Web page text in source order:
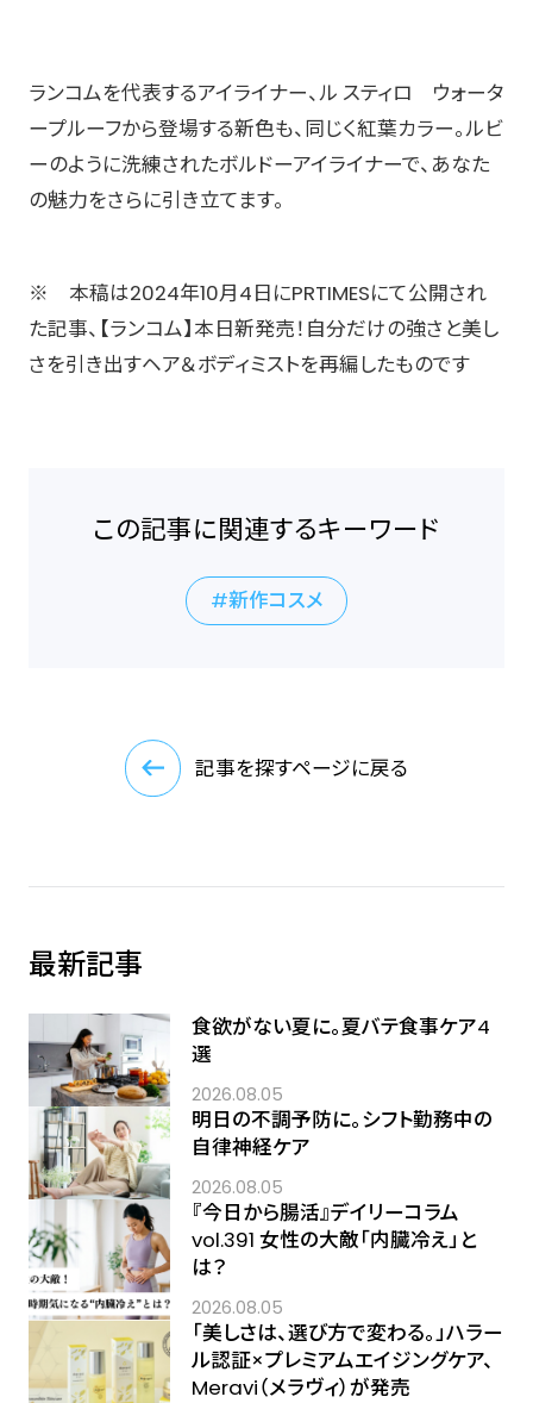
ランコムを代表するアイライナー、ル スティロ ウォータ
ープルーフから登場する新色も、同じく紅葉カラー。ルビ
ーのように洗練されたボルドーアイライナーで、あなた
の魅力をさらに引き立てます。 ​
※ 本稿は2024年10月4日にPRTIMESにて公開され
た記事、【ランコム】本日新発売！自分だけの強さと美し
さを引き出す​ヘア＆ボディミスト​​​を再編したものです
この記事に関連するキーワード
新作コスメ
記事を探すページに戻る
最新記事
食欲がない夏に。夏バテ食事ケア4
選
2026.08.05
明日の不調予防に。シフト勤務中の
自律神経ケア
2026.08.05
『今日から腸活』デイリーコラム
vol.391 女性の大敵「内臓冷え」と
は？
2026.08.05
「美しさは、選び方で変わる。」ハラー
ル認証×プレミアムエイジングケア、
Meravi（メラヴィ）が発売